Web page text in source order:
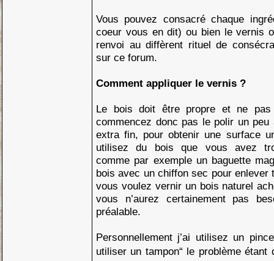
Vous pouvez consacré chaque
coeur vous en dit) ou bien le vernis
renvoi au diffèrent rituel de
sur ce forum.
Comment appliquer le vernis ?
Le bois doit être propre et ne pas
commencez donc pas le polir un
extra fin, pour obtenir une surface
utilisez du bois que vous avez
comme par exemple un baguette
bois avec un chiffon sec pour enlever
vous voulez vernir un bois naturel
vous n’aurez certainement pas
préalable.
Personnellement j’ai utilisez un
utiliser un tampon“ le problème